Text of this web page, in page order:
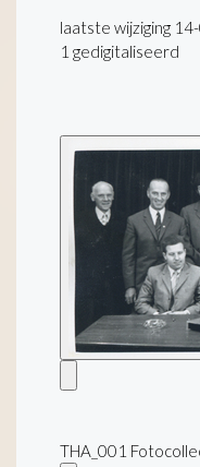
laatste wijziging
1 gedigitaliseerd
THA_001